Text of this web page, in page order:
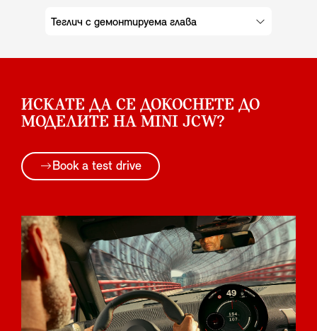
Теглич с демонтируема глава
ИСКАТЕ ДА СЕ ДОКОСНЕТЕ ДО
МОДЕЛИТЕ НА MINI JCW?
Book a test drive